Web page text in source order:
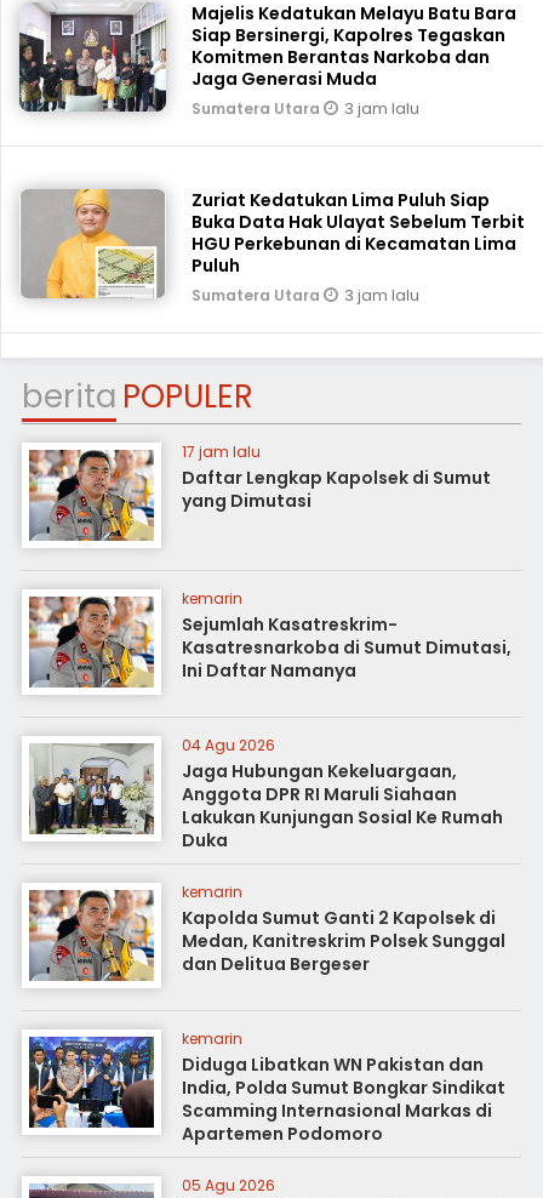
Majelis Kedatukan Melayu Batu Bara
Siap Bersinergi, Kapolres Tegaskan
Komitmen Berantas Narkoba dan
Jaga Generasi Muda
Sumatera Utara 3 jam lalu
Zuriat Kedatukan Lima Puluh Siap
Buka Data Hak Ulayat Sebelum Terbit
HGU Perkebunan di Kecamatan Lima
Puluh
Sumatera Utara 3 jam lalu
berita POPULER
17 jam lalu
Daftar Lengkap Kapolsek di Sumut
yang Dimutasi
kemarin
Sejumlah Kasatreskrim-
Kasatresnarkoba di Sumut Dimutasi,
Ini Daftar Namanya
04 Agu 2026
Jaga Hubungan Kekeluargaan,
Anggota DPR RI Maruli Siahaan
Lakukan Kunjungan Sosial Ke Rumah
Duka
kemarin
Kapolda Sumut Ganti 2 Kapolsek di
Medan, Kanitreskrim Polsek Sunggal
dan Delitua Bergeser
kemarin
Diduga Libatkan WN Pakistan dan
India, Polda Sumut Bongkar Sindikat
Scamming Internasional Markas di
Apartemen Podomoro
05 Agu 2026